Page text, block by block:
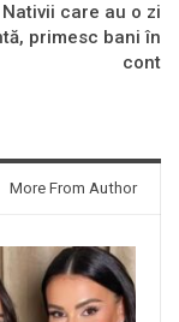
care au o zi
primesc bani în
cont
More From Author